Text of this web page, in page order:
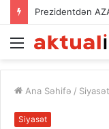
Prezidentdən
Menu
Ana Səhifə / Siyasət
Siyasət